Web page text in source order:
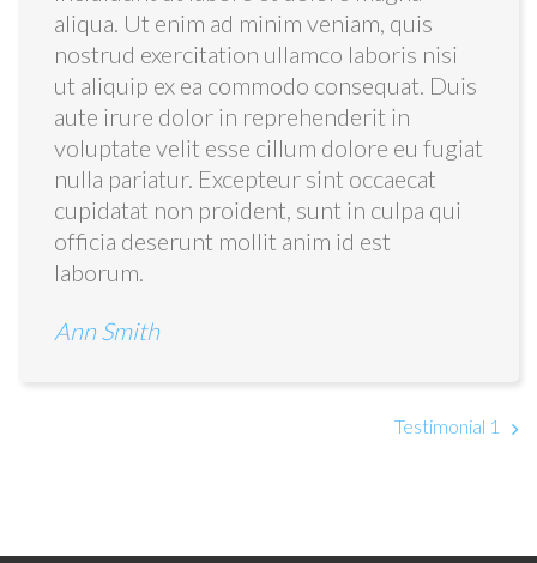
aliqua. Ut enim ad minim veniam, quis
nostrud exercitation ullamco laboris nisi
ut aliquip ex ea commodo consequat. Duis
aute irure dolor in reprehenderit in
voluptate velit esse cillum dolore eu fugiat
nulla pariatur. Excepteur sint occaecat
cupidatat non proident, sunt in culpa qui
officia deserunt mollit anim id est
laborum.
Ann Smith
Testimonial 1